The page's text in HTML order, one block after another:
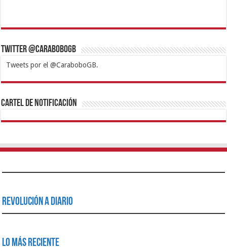
Twitter @CaraboboGB
Tweets por el @CaraboboGB.
1xbetBetturkeyBetistKralbetSupertotobetTipobetMatadorbetMariobet
https://mvbcasino.com/
Cartel de Notificación
Revolución a Diario
Lo Más Reciente